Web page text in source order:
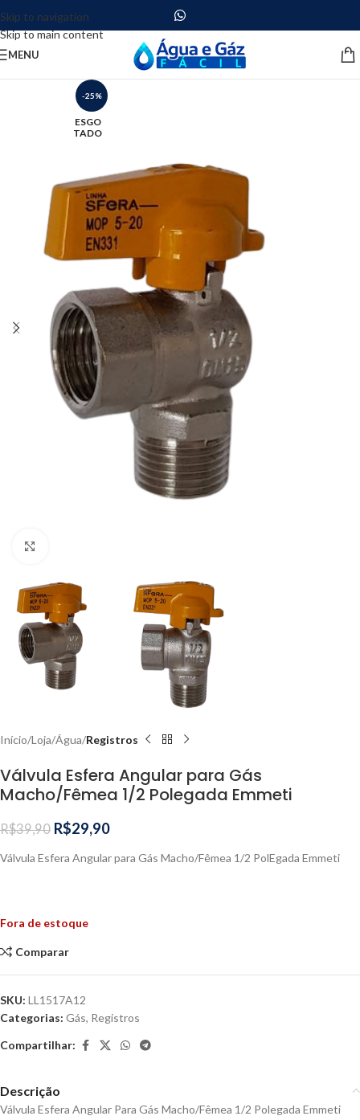
Skip to navigation
Skip to main content
MENU
-25%
ESGO
TADO
Início Loja Água Registros
Válvula Esfera Angular para Gás
Macho/Fêmea 1/2 Polegada Emmeti
R$39,90 R$29,90
Válvula Esfera Angular para Gás Macho/Fêmea 1/2 PolEgada Emmeti
Fora de estoque
Comparar
SKU: LL1517A12
Categorias: Gás, Registros
Compartilhar:
Descrição
Válvula Esfera Angular Para Gás Macho/Fêmea 1/2 Polegada Emmeti